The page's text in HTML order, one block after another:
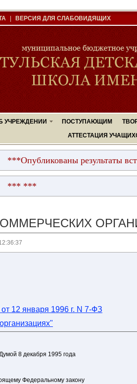
ВЕРСИЯ ДЛЯ СЛАБОВИДЯЩИХ
УЧРЕЖДЕНИИ ПОСТУПАЮЩИМ
АТТЕСТАЦИЯ
результаты
12 января 1996 г. N 7-ФЗ
8 декабря 1995 года
Федеральному закону